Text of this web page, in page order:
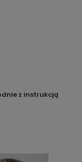
z instrukcją